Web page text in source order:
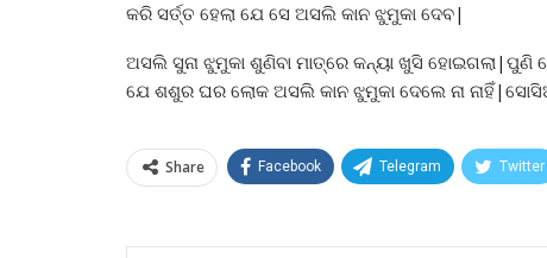
କରି ସର୍ତ୍ତ ହେଲା ଯେ ସେ ଅସଲି କାନ ଝୁମୁକା ଦେବ|
ଅସଲି ସୁନା ଝୁମୁକା ଶୁଣିବା ମାତ୍ରେ କନ୍ୟା ଖୁସି
ଯେ ଶଶୁର ଘର ଲୋକ ଅସଲି କାନ ଝୁମୁକା ଦେଲେ ନା
Share Facebook Telegram Twitter